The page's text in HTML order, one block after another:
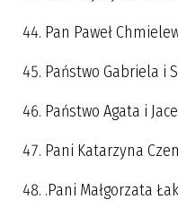
Pan Paweł
Państwo Gabriela i
Państwo Agata i
Pani Katarzyna
.Pani Małgorzata